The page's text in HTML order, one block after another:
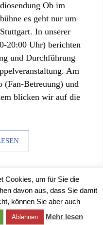
Ob im
es geht nur um
In unserer
20:00 Uhr) berichten
und Durchführung
Am
(Fan-Betreuung) und
blicken wir auf die
Cookies, um für Sie die
davon aus, dass Sie damit
können Sie aber auch
Ablehnen Mehr lesen